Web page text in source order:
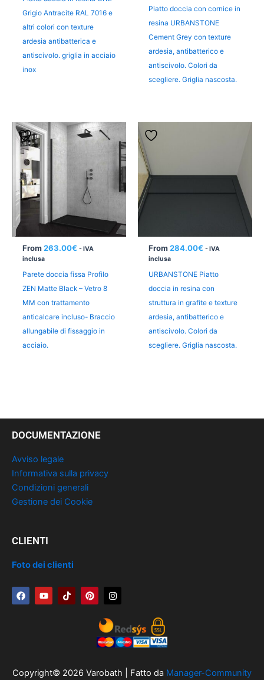
Grigio Antracite RAL 7016 e
altri colori con texture
ardesia antibatterica e
antiscivolo. griglia in acciaio
inox
Piatto doccia con cornice in
resina URBANSTONE
Cement Grey con texture
ardesia, antibatterico e
antiscivolo. Colori da
scegliere. Griglia nascosta.
From 263.00€ - IVA
inclusa
Parete doccia fissa Profilo
ZEN Matte Black – Vetro 8
MM con trattamento
anticalcare incluso- Braccio
allungabile di fissaggio in
acciaio.
From 284.00€ - IVA
inclusa
URBANSTONE Piatto
doccia in resina con
struttura in grafite e texture
ardesia, antibatterico e
antiscivolo. Colori da
scegliere. Griglia nascosta.
DOCUMENTAZIONE
Avviso legale
Informativa sulla privacy
Condizioni generali
Gestione dei Cookie
CLIENTI
Foto dei clienti
F
a
Y
o
T
i
P
i
I
n
a
g
r
Copyright© 2026 Varobath | Fatto da Manager-Community